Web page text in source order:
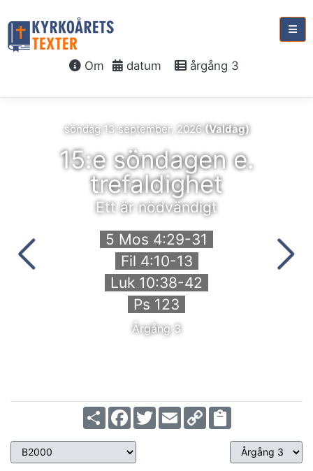
Om datum årgång 3
söndag 13 september, 2026(Valdag)
15:e söndagen e.
trefaldighet
Ett är nödvändigt
5 Mos 4:29-31
Fil 4:10-13
Luk 10:38-42
Ps 123
Årgång 3
ShareFacebook
TwitterEmailCopy
Link